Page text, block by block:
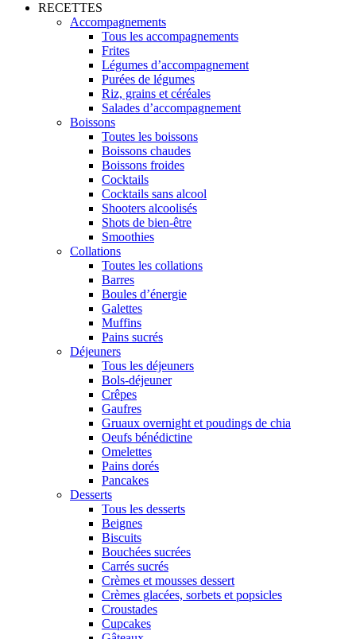
RECETTES
Accompagnements
Tous les accompagnements
Frites
Légumes d’accompagnement
Purées de légumes
Riz, grains et céréales
Salades d’accompagnement
Boissons
Toutes les boissons
Boissons chaudes
Boissons froides
Cocktails
Cocktails sans alcool
Shooters alcoolisés
Shots de bien-être
Smoothies
Collations
Toutes les collations
Barres
Boules d’énergie
Galettes
Muffins
Pains sucrés
Déjeuners
Tous les déjeuners
Bols-déjeuner
Crêpes
Gaufres
Gruaux overnight et poudings de chia
Oeufs bénédictine
Omelettes
Pains dorés
Pancakes
Desserts
Tous les desserts
Beignes
Biscuits
Bouchées sucrées
Carrés sucrés
Crèmes et mousses dessert
Crèmes glacées, sorbets et popsicles
Croustades
Cupcakes